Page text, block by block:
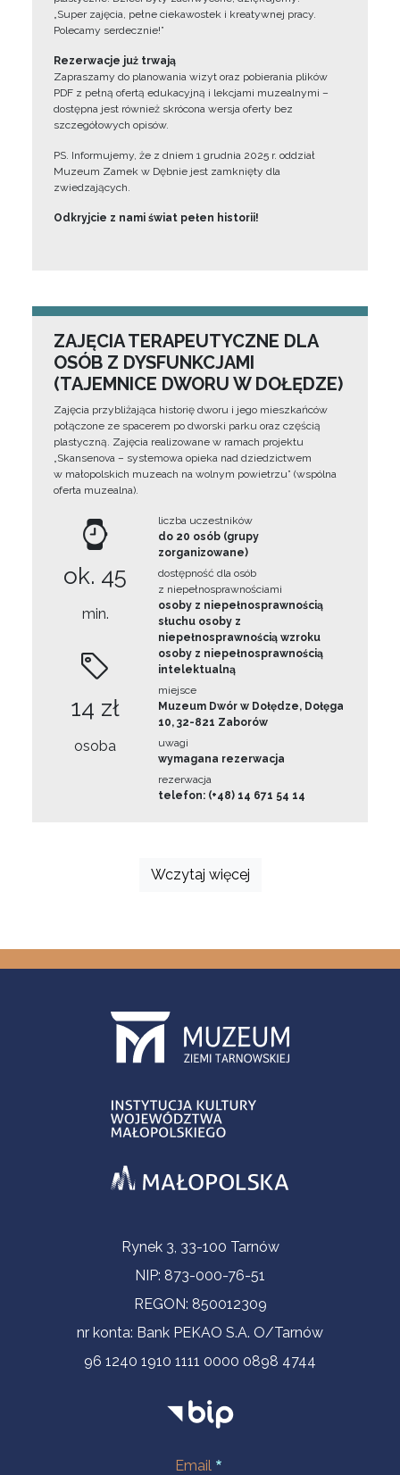
„Super zajęcia, pełne ciekawostek i kreatywnej pracy.
Polecamy serdecznie!”
Rezerwacje już trwają
Zapraszamy do planowania wizyt oraz pobierania plików
PDF z pełną ofertą edukacyjną i lekcjami muzealnymi –
dostępna jest również skrócona wersja oferty bez
szczegółowych opisów.
PS. Informujemy, że z dniem 1 grudnia 2025 r. oddział
Muzeum Zamek w Dębnie jest zamknięty dla
zwiedzających.
Odkryjcie z nami świat pełen historii!
ZAJĘCIA TERAPEUTYCZNE DLA
OSÓB Z DYSFUNKCJAMI
(TAJEMNICE DWORU W DOŁĘDZE)
Zajęcia przybliżająca historię dworu i jego mieszkańców
połączone ze spacerem po dworski parku oraz częścią
plastyczną. Zajęcia realizowane w ramach projektu
„Skansenova – systemowa opieka nad dziedzictwem
w małopolskich muzeach na wolnym powietrzu” (wspólna
oferta muzealna).
ok. 45
min.
14 zł
osoba
liczba uczestników
do 20 osób (grupy
zorganizowane)
dostępność dla osób
z niepełnosprawnościami
osoby z niepełnosprawnością
słuchu osoby z
niepełnosprawnością wzroku
osoby z niepełnosprawnością
intelektualną
miejsce
Muzeum Dwór w Dołędze, Dołęga
10, 32-821 Zaborów
uwagi
wymagana rezerwacja
rezerwacja
telefon: (+48) 14 671 54 14
Wczytaj więcej
Informacje kontaktoweRynek 3, 33-100 Tarnów
NIP: 873-000-76-51
REGON: 850012309
nr konta: Bank PEKAO S.A. O/Tarnów
96 1240 1910 1111 0000 0898 4744
Email